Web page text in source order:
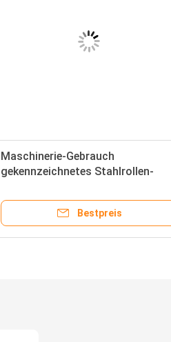
Maschinerie-Gebrauch
gekennzeichnetes Stahlrollen-
verpackt
Bestpreis